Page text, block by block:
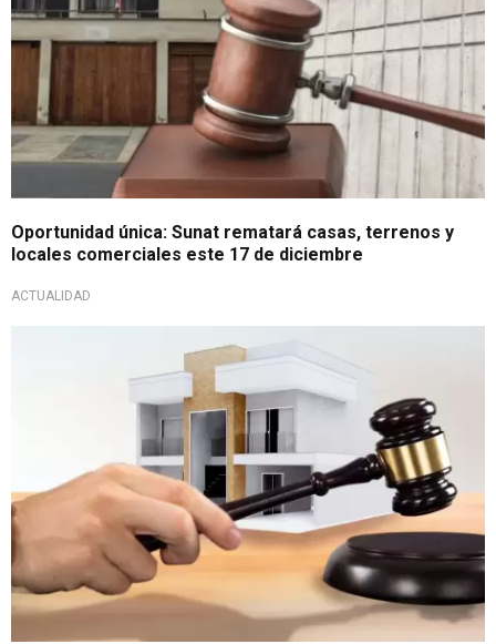
Oportunidad única: Sunat rematará casas, terrenos y
locales comerciales este 17 de diciembre
ACTUALIDAD